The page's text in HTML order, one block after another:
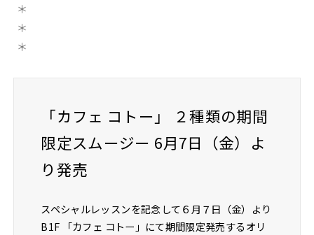
＊
＊
＊
「カフェ コトー」 ２種類の期間
限定スムージー 6月7日（金）よ
り発売
スペシャルレッスンを記念して６月７日（金）より
B1F 「カフェ コトー」にて期間限定発売するオリ